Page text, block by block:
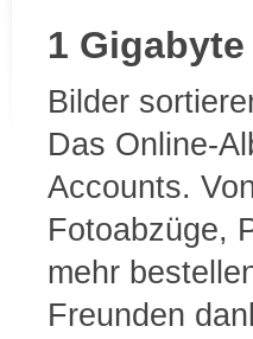
1
Bilder
Das Online-
Accounts.
Fotoabzüge,
mehr
Freunden